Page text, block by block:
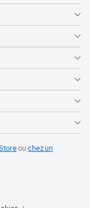
ouchez un